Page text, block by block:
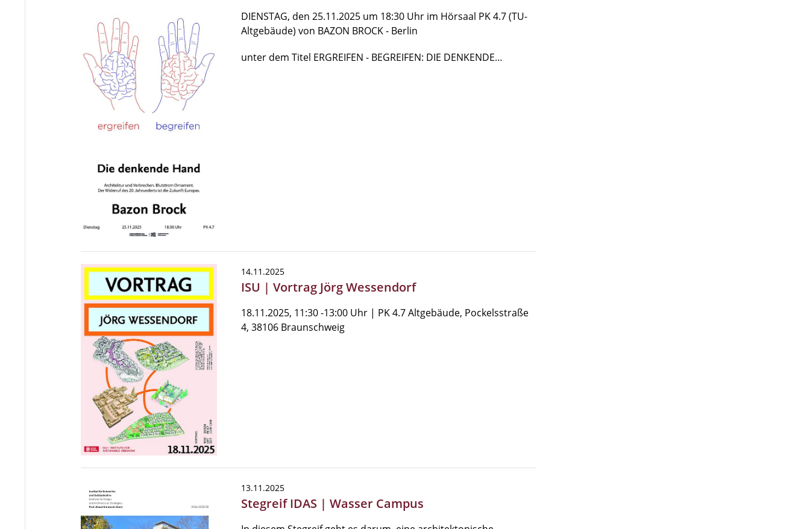
DIENSTAG, den 25.11.2025 um 18:30 Uhr im Hörsaal PK 4.7 (TU-
Altgebäude) von BAZON BROCK - Berlin
unter dem Titel ERGREIFEN - BEGREIFEN: DIE DENKENDE…
14.11.2025
ISU | Vortrag Jörg Wessendorf
18.11.2025, 11:30 -13:00 Uhr | PK 4.7 Altgebäude, Pockelsstraße
4, 38106 Braunschweig
13.11.2025
Stegreif IDAS | Wasser Campus